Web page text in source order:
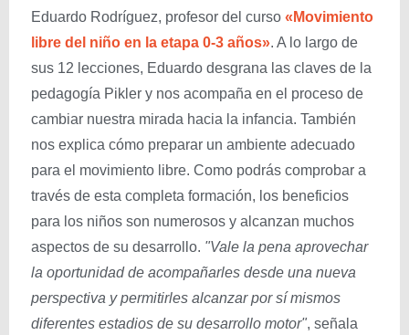
Eduardo Rodríguez, profesor del curso «Movimiento
libre del niño en la etapa 0-3 años». A lo largo de
sus 12 lecciones, Eduardo desgrana las claves de la
pedagogía Pikler y nos acompaña en el proceso de
cambiar nuestra mirada hacia la infancia. También
nos explica cómo preparar un ambiente adecuado
para el movimiento libre. Como podrás comprobar a
través de esta completa formación, los beneficios
para los niños son numerosos y alcanzan muchos
aspectos de su desarrollo. "Vale la pena aprovechar
la oportunidad de acompañarles desde una nueva
perspectiva y permitirles alcanzar por sí mismos
diferentes estadios de su desarrollo motor", señala